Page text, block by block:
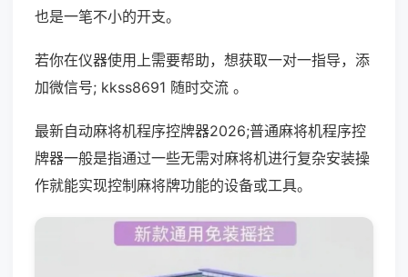
也是一笔不小的开支。
若你在仪器使用上需要帮助，想获取一对一指导，添
加微信号; kkss8691 随时交流 。
最新自动麻将机程序控牌器2026;普通麻将机程序控
牌器一般是指通过一些无需对麻将机进行复杂安装操
作就能实现控制麻将牌功能的设备或工具。